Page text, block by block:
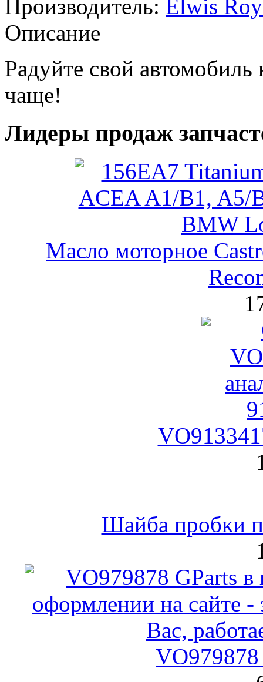
Производитель: Elwis
Описание
Радуйте свой
чаще!
Лидеры продаж
Масло моторное
Шайба пробки
VO979878